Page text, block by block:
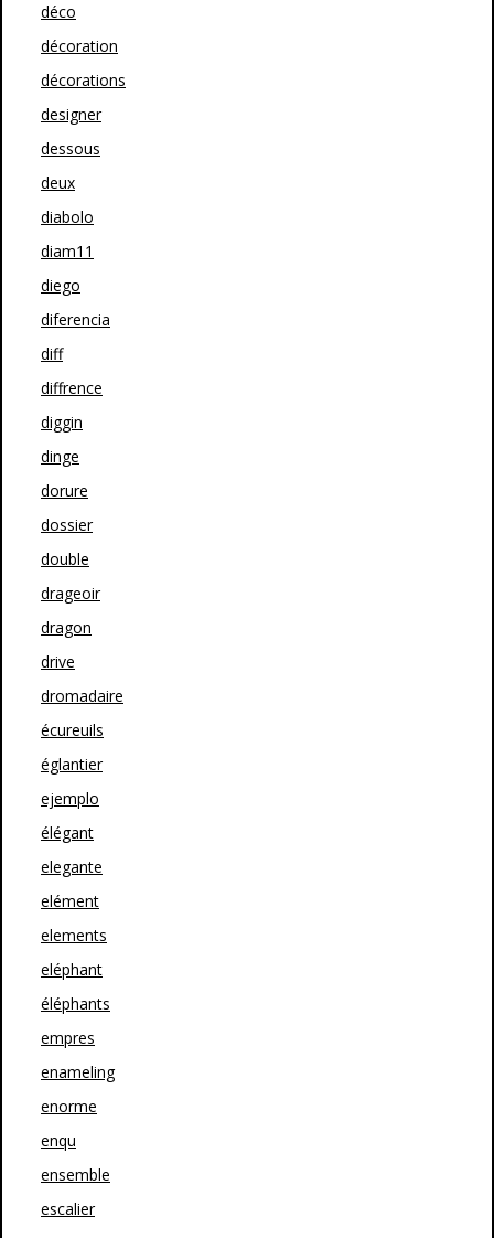
déco
décoration
décorations
designer
dessous
deux
diabolo
diam11
diego
diferencia
diff
diffrence
diggin
dinge
dorure
dossier
double
drageoir
dragon
drive
dromadaire
écureuils
églantier
ejemplo
élégant
elegante
elément
elements
eléphant
éléphants
empres
enameling
enorme
enqu
ensemble
escalier